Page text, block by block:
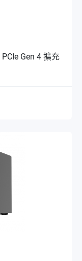
Gen 4 擴充